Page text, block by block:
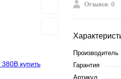
Отзывов: 0
Производитель
Гарантия
Артикул